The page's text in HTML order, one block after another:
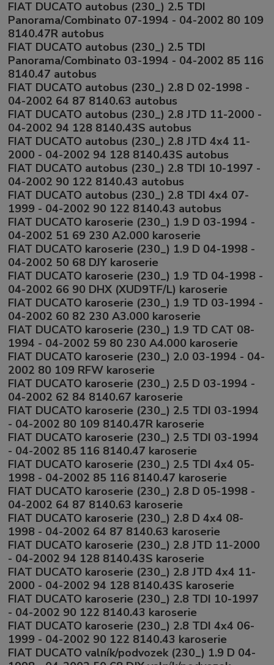
FIAT DUCATO autobus (230_) 2.5 TDI
Panorama/Combinato 07-1994 - 04-2002 80 109
8140.47R autobus
FIAT DUCATO autobus (230_) 2.5 TDI
Panorama/Combinato 03-1994 - 04-2002 85 116
8140.47 autobus
FIAT DUCATO autobus (230_) 2.8 D 02-1998 -
04-2002 64 87 8140.63 autobus
FIAT DUCATO autobus (230_) 2.8 JTD 11-2000 -
04-2002 94 128 8140.43S autobus
FIAT DUCATO autobus (230_) 2.8 JTD 4x4 11-
2000 - 04-2002 94 128 8140.43S autobus
FIAT DUCATO autobus (230_) 2.8 TDI 10-1997 -
04-2002 90 122 8140.43 autobus
FIAT DUCATO autobus (230_) 2.8 TDI 4x4 07-
1999 - 04-2002 90 122 8140.43 autobus
FIAT DUCATO karoserie (230_) 1.9 D 03-1994 -
04-2002 51 69 230 A2.000 karoserie
FIAT DUCATO karoserie (230_) 1.9 D 04-1998 -
04-2002 50 68 DJY karoserie
FIAT DUCATO karoserie (230_) 1.9 TD 04-1998 -
04-2002 66 90 DHX (XUD9TF/L) karoserie
FIAT DUCATO karoserie (230_) 1.9 TD 03-1994 -
04-2002 60 82 230 A3.000 karoserie
FIAT DUCATO karoserie (230_) 1.9 TD CAT 08-
1994 - 04-2002 59 80 230 A4.000 karoserie
FIAT DUCATO karoserie (230_) 2.0 03-1994 - 04-
2002 80 109 RFW karoserie
FIAT DUCATO karoserie (230_) 2.5 D 03-1994 -
04-2002 62 84 8140.67 karoserie
FIAT DUCATO karoserie (230_) 2.5 TDI 03-1994
- 04-2002 80 109 8140.47R karoserie
FIAT DUCATO karoserie (230_) 2.5 TDI 03-1994
- 04-2002 85 116 8140.47 karoserie
FIAT DUCATO karoserie (230_) 2.5 TDI 4x4 05-
1998 - 04-2002 85 116 8140.47 karoserie
FIAT DUCATO karoserie (230_) 2.8 D 05-1998 -
04-2002 64 87 8140.63 karoserie
FIAT DUCATO karoserie (230_) 2.8 D 4x4 08-
1998 - 04-2002 64 87 8140.63 karoserie
FIAT DUCATO karoserie (230_) 2.8 JTD 11-2000
- 04-2002 94 128 8140.43S karoserie
FIAT DUCATO karoserie (230_) 2.8 JTD 4x4 11-
2000 - 04-2002 94 128 8140.43S karoserie
FIAT DUCATO karoserie (230_) 2.8 TDI 10-1997
- 04-2002 90 122 8140.43 karoserie
FIAT DUCATO karoserie (230_) 2.8 TDI 4x4 06-
1999 - 04-2002 90 122 8140.43 karoserie
FIAT DUCATO valník/podvozek (230_) 1.9 D 04-